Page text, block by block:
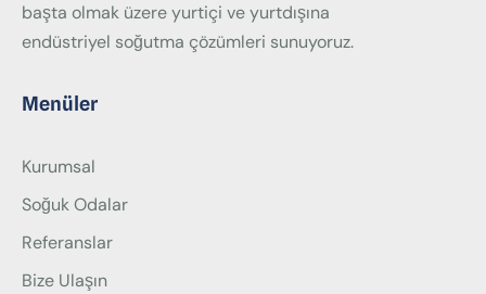
başta olmak üzere yurtiçi ve yurtdışına
endüstriyel soğutma çözümleri sunuyoruz.
Menüler
Kurumsal
Soğuk Odalar
Referanslar
Bize Ulaşın